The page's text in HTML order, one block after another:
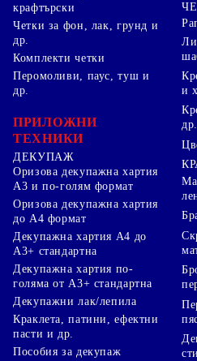
крафтърски
Четки за фон, лак, грунд и
др.
Комплекти четки
Перомоливи, паус, туш и
др.
ПРИЛОЖНИ
ТЕХНИКИ
ДЕКУПАЖ
Оризова декупажна хартия
А3 и по-голям формат
Оризова декупажна хартия
до А4 формат
Декупажна хартия А4 до
А3+ стандартна
Декупажна хартия по-
голяма от А3+ стандартна
Декупажни лак/лепила
Краклета, патини, ефектни
пасти и др.
Пособия за декупаж
и
др.